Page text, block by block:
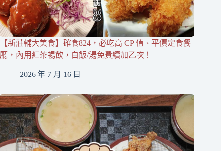
【新莊輔大美食】確食824，必吃高 CP 值、平價定食餐
廳，內用紅茶暢飲，白飯/湯免費續加乙次！
2026 年 7 月 16 日